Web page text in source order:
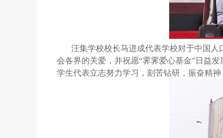
汪集学校校长马进成代表学校对于中国
会各界的关爱，并祝愿“霁霁爱心基金”日益发
学生代表立志努力学习，刻苦钻研，振奋精神